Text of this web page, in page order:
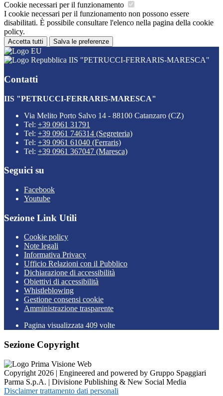
Cookie necessari per il funzionamento
I cookie necessari per il funzionamento non possono essere
disabilitati. È possibile consultare l'elenco nella pagina della cookie
policy.
Accetta tutti Salva le preferenze
IIS "PETRUCCI-FERRARIS-MARESCA"
Contatti
IIS "PETRUCCI-FERRARIS-MARESCA"
Via Melito Porto Salvo 14 - 88100 Catanzaro (CZ)
Tel: +39 0961 31791
Tel: +39 0961 746314 (Segreteria)
Tel: +39 0961 61040 (Ferraris)
Tel: +39 0961 367047 (Maresca)
Seguici su
Facebook
Youtube
Sezione Link Utili
Cookie policy
Note legali
Informativa Privacy
Ufficio Relazioni con il Pubblico
Dichiarazione di accessibilità
Obiettivi di accessibilità
Whistleblowing
Gestione consensi cookie
Amministrazione trasparente
Pagina visualizzata 409 volte
Sezione Copyright
Copyright 2026 | Engineered and powered by Gruppo Spaggiari
Parma S.p.A. | Divisione Publishing & New Social Media
Disclaimer trattamento dati personali